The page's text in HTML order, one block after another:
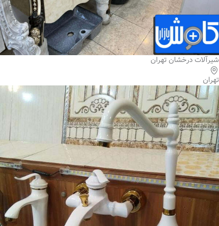
شیرآلات درخشان تهران
تهران